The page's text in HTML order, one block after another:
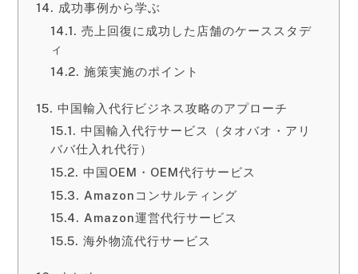
成功事例から学ぶ
売上回復に成功した店舗のケーススタデ
ィ
施策実施のポイント
中国輸入代行ビジネス攻略のアプローチ
中国輸入代行サービス（タオバオ・アリ
ババ仕入れ代行）
中国OEM・OEM代行サービス
Amazonコンサルティング
Amazon運営代行サービス
海外物流代行サービス